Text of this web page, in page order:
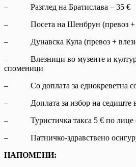
– Разглед на Братислава – 35 €
– Посета на Шенбрун (превоз +
– Дунавска Кула (превоз +
– Влезници во музеите и
споменици
– Со доплата за еднокреветна
– Доплата за избор на седиште
– Туристичка такса 5 € по лице (
– Патничко-здравствено
НАПОМЕНИ: